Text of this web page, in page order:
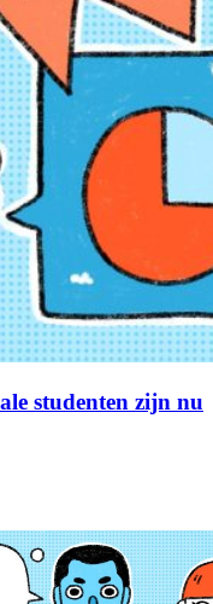
studenten zijn nu